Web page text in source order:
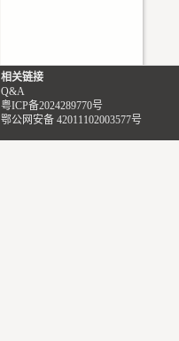
相关链接
Q&A
粤ICP备2024289770号
鄂公网安备 42011102003577号